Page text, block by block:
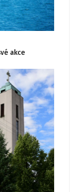
akce